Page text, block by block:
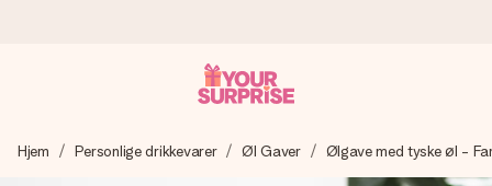
Vi laver din gave med omhu og sender den lynhurtigt – så
du kan give den på det helt rette tidspunkt, når den
Hjem Personlige drikkevarer Øl Gaver Ølgave med tyske øl -